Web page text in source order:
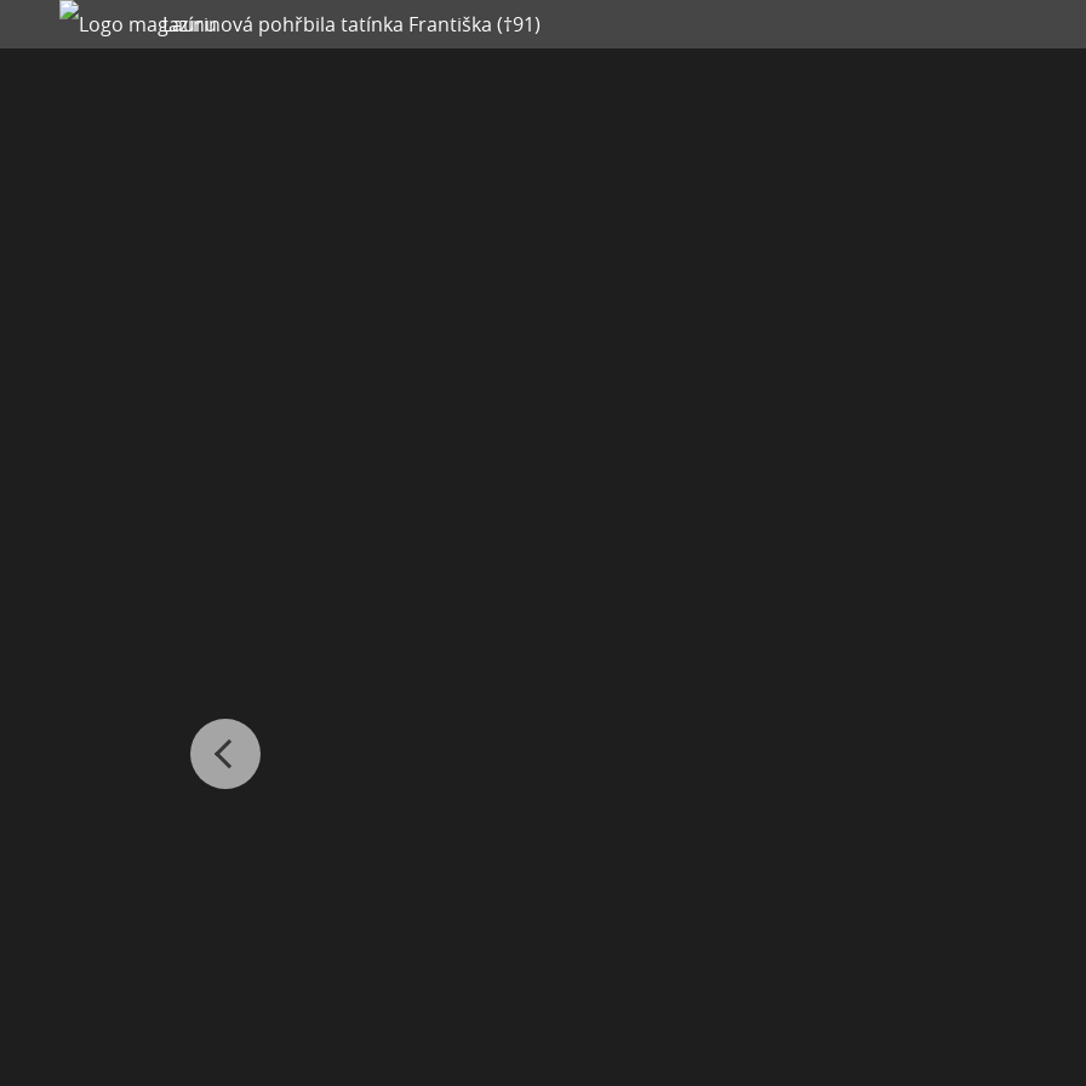
Laurinová pohřbila tatínka Františka (†91)